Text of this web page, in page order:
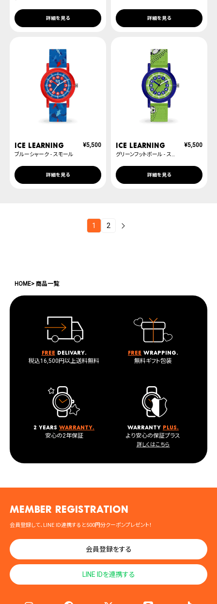
詳細を見る 詳細を見る
ICE learning
ブルーシャーク - スモール
¥5,500
詳細を見る
ICE learning
グリーンフットボール - スモール
¥5,500
詳細を見る
1 2
HOME 商品一覧
Free delivary.
税込16,500円以上送料無料
Free wrapping.
無料ギフト包装
2 years warranty.
安心の2年保証
warranty plus.
より安心の保証プラス
詳しくはこちら
MEMBER registration
会員登録して、LINE ID連携すると500円分クーポンプレゼント！
会員登録をする
LINE IDを連携する